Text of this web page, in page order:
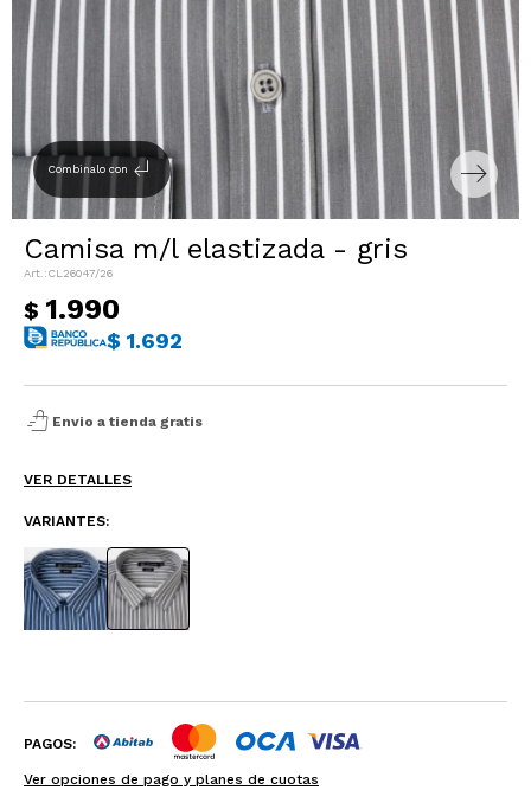
Combinalo con subdirectory_arrow_left
Camisa m/l elastizada - gris
CL26047/26
$ 1.990
$ 1.692
shopping_bag_speed Envio a tienda gratis
VER DETALLES
VARIANTES:
PAGOS:
Ver opciones de pago y planes de cuotas
Sacos
Abrigos
Ver todo
T-shirts y Tops